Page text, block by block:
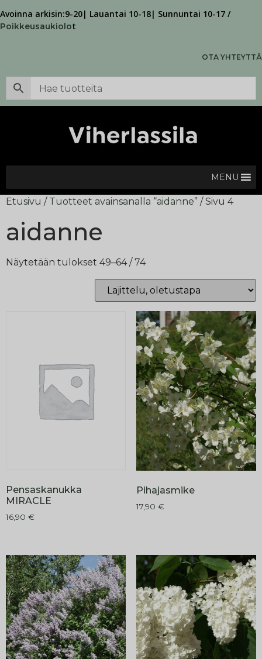
Avoinna arkisin:9-20| Lauantai 10-18| Sunnuntai 10-17 /
Poikkeusaukiolot
OTA YHTEYTTÄ
MENU
Etusivu / Tuotteet avainsanalla “aidanne” / Sivu 4
aidanne
Näytetään tulokset 49–64 / 74
Pensaskanukka
MIRACLE
16,90 €
Pihajasmike
17,90 €